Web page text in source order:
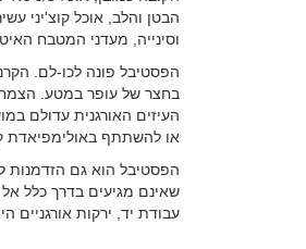
הבטן והלב, אוכל קוצ'יני
וסינייה, מעדני המטבח
הפסטיבל פונה לכו-לם.
בחצר של עופר במטע.
העיזים האורגנית עדולם
או להשתתף באולימפיאדת
הפסטיבל הוא גם הזדמנות
שאינם מגיעים בדרך כלל אל
עבודת יד, ירקות אורגניים